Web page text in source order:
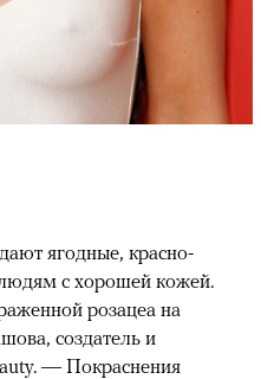
ягодные, красно-
с хорошей кожей.
розацеа на
создатель и
— Покраснения